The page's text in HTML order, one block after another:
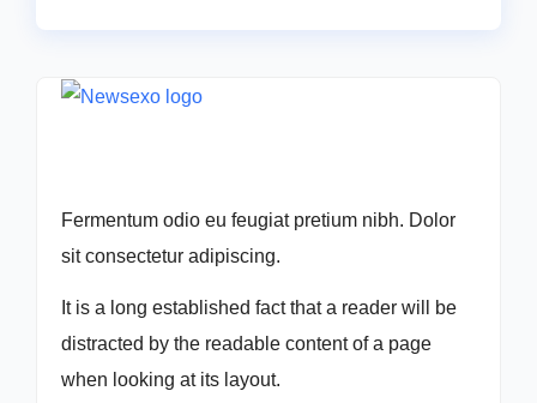
Fermentum odio eu feugiat pretium nibh. Dolor
sit consectetur adipiscing.
It is a long established fact that a reader will be
distracted by the readable content of a page
when looking at its layout.